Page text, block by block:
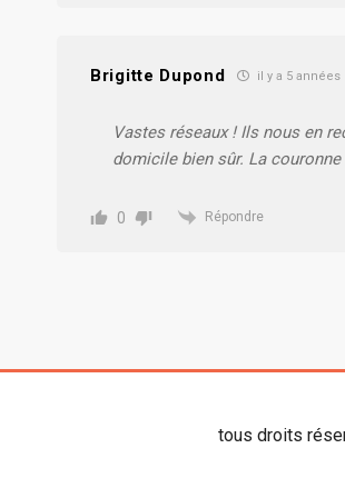
Brigitte Dupond il y a 5 années
Vastes réseaux ! Ils nous en
domicile bien sûr. La
0 Répondre
tous droits